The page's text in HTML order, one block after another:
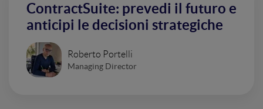
ContractSuite: prevedi il futuro e
anticipi le decisioni strategiche
Roberto Portelli
Managing Director